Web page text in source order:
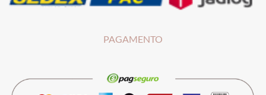
PAGAMENTO